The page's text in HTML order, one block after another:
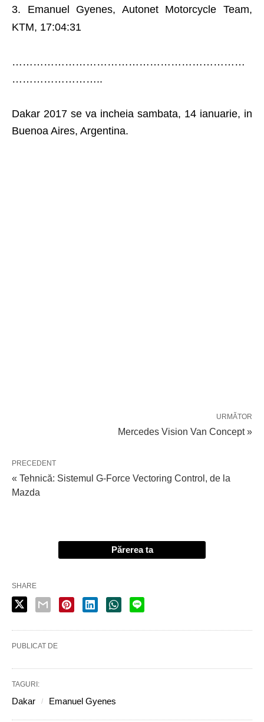
Emanuel Gyenes, Autonet Motorcycle Team,
KTM, 17:04:31
…………………………………………………………
……………………..
Dakar 2017 se va incheia sambata, 14 ianuarie, in
Buenoa Aires, Argentina.
URMĂTOR
Mercedes Vision Van Concept »
PRECEDENT
« Tehnică: Sistemul G-Force Vectoring Control, de la
Mazda
Părerea ta
SHARE
PUBLICAT DE
TAGURI:
Dakar Emanuel Gyenes